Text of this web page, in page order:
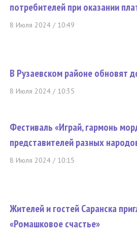
потребителей при оказании
8 Июля 2024 / 10:49
В Рузаевском районе обновят
8 Июля 2024 / 10:35
Фестиваль «Играй, гармонь
представителей разных
8 Июля 2024 / 10:15
Жителей и гостей Саранска
«Ромашковое счастье»